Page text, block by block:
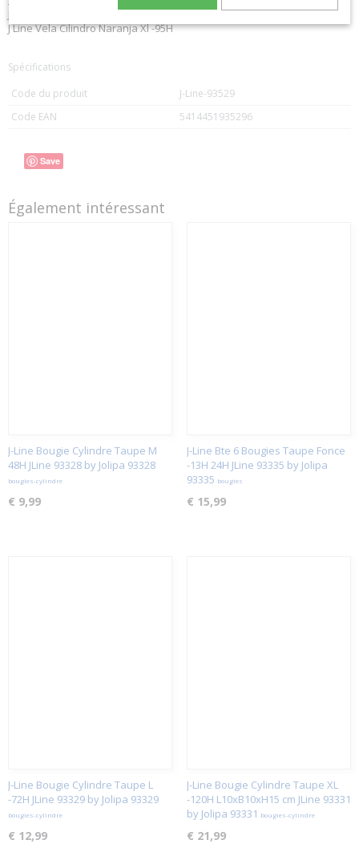
J-Line by Jolipa Categoría: velas vela j-line
J Line Vela Cilindro Naranja Xl -95H
Spécifications
Code du produit
J-Line-93529
Code EAN
5414451935296
Save
Également intéressant
J-Line Bougie Cylindre Taupe M
48H JLine 93328 by Jolipa 93328
bougies-cylindre
€ 9,99
J-Line Bte 6 Bougies Taupe Fonce
-13H 24H JLine 93335 by Jolipa
93335 bougies
€ 15,99
J-Line Bougie Cylindre Taupe L
-72H JLine 93329 by Jolipa 93329
bougies-cylindre
€ 12,99
J-Line Bougie Cylindre Taupe XL
-120H L10xB10xH15 cm JLine 93331
by Jolipa 93331 bougies-cylindre
€ 21,99